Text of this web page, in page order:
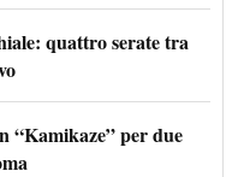
quattro serate tra
“Kamikaze” per due